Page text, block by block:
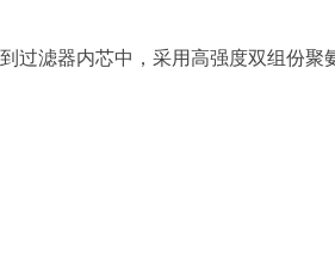
滤器内芯中，采用高强度双组份聚